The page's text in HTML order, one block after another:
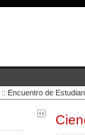
:: Encuentro de